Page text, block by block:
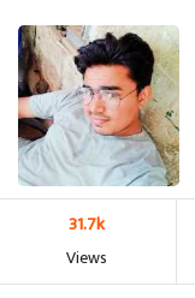
31.7k
Views